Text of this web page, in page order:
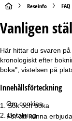
Om cookies
För att kunna
S
t
r
t
s
Reseinfo FAQ
Vanligen
Här hittar du svaren
kronologiskt efter
boka", vistelsen på
Innehållsförteckning
Sök och boka
Betalning